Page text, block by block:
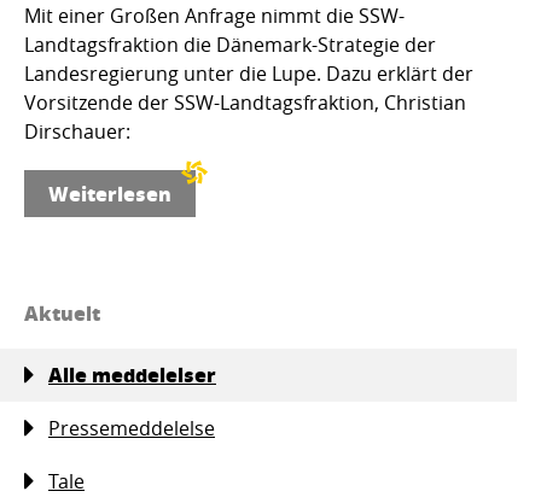
Mit einer Großen Anfrage nimmt die SSW-
Landtagsfraktion die Dänemark-Strategie der
Landesregierung unter die Lupe. Dazu erklärt der
Vorsitzende der SSW-Landtagsfraktion, Christian
Dirschauer:
Weiterlesen
Aktuelt
Alle meddelelser
Pressemeddelelse
Tale